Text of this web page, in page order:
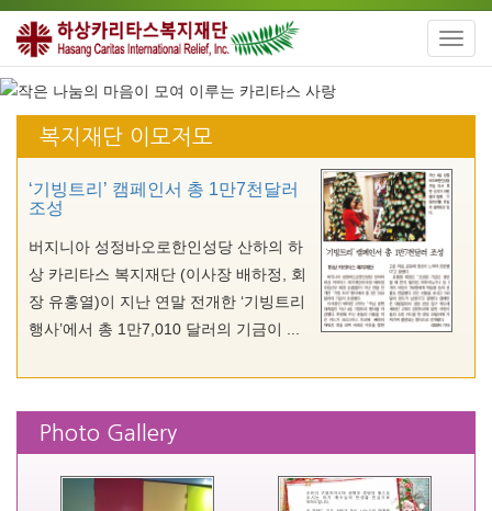
복지재단 이모저모
‘기빙트리’ 캠페인서 총 1만7천달러
조성
버지니아 성정바오로한인성당 산하의 하
상 카리타스 복지재단 (이사장 배하정, 회
장 유홍열)이 지난 연말 전개한 ‘기빙트리
행사’에서 총 1만7,010 달러의 기금이 ...
Photo Gallery